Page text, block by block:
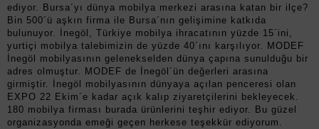
ediyor. Bursa´yı dünya mobilya merkezi arasına katan bir ilçe?
Bin 500´ü aşkın firma ile Bursa´nın gelişimine katkıda
bulunuyor. İnegöl, Türkiye mobilya ihracatının yüzde 15´ini,
yurtiçi mobilya talebimizin de yüzde 40´ını karşılıyor. MODEF
İnegöl mobilyasının gelenekselden dünya çapına sunulduğu bir
adres olmuştur. MODEF de İnegöl´ün değerleri arasına
girmiştir. İnegöl mobilyasının dünyaya açılan penceresi olan
EXPO 22 Ekim´e kadar açık kalıp ziyaretçilerini bekleyecek.
180 mobilya firması burada ürünlerini teşhir ediyor. Bu güzel
organizasyonda emeği geçen herkese teşekkür ediyorum.